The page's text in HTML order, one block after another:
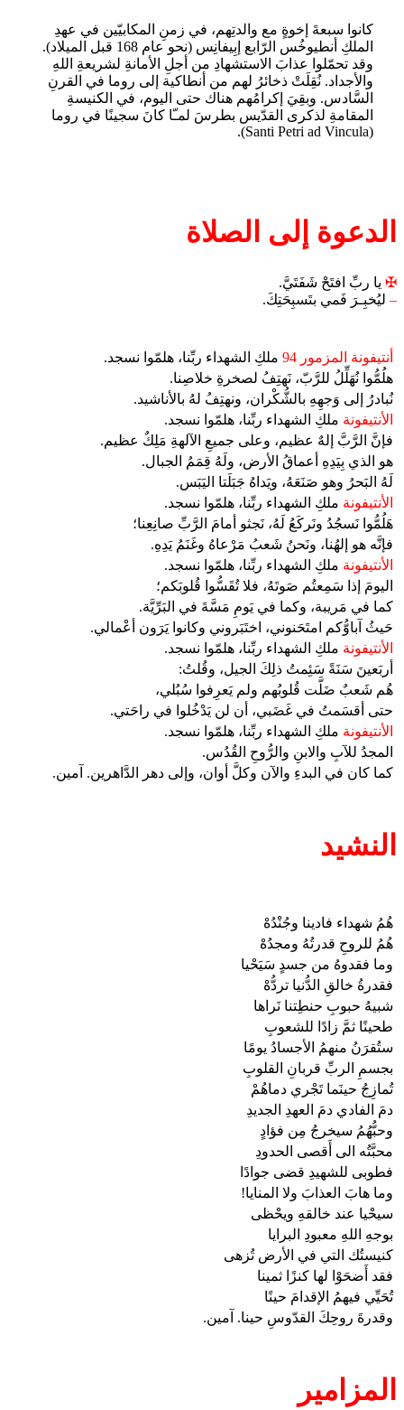
كانوا سبعةَ إخوةٍ مع والدتِهم، في زمنِ المكابيّين في عهدِ
الملكِ أنطيوخُس الرّابع إبِيفانِس (نحو عام 168 قبل الميلاد).
وقد تحمّلوا عذابَ الاستشهادِ من أجلِ الأمانةِ لشريعةِ اللهِ
والأجداد. نُقِلَتْ ذخائرُ لهم من أنطاكية إلى روما في القرنِ
السَّادس. وبقِيَ إكرامُهم هناك حتى اليوم، في الكنيسةِ
المقامةِ لذكرى القدّيس بطرسَ لمـّا كانَ سجينًا في روما
(Santi Petri ad Vincula).
الدعوة إلى الصلاة
✠ يا ربِّ افتَحْ شَفَتَيَّ.
– ليُخبِـرَ فَمي بتَسبِحَتِكَ.
أنتيفونة المزمور 94
ملكِ الشهداء ربِّنا، هلمّوا نسجد.
هلُمُّوا نُهَلِّلُ للرَّبّ، نَهتِفُ لصخرةِ خلاصِنا.
نُبادرُ إلى وَجهِهِ بالشُّكْران، ونهتِفُ لهُ بالأناشيد.
الأنتيفونة ملكِ الشهداء ربِّنا، هلمّوا نسجد.
فإنَّ الرَّبَّ إلهٌ عظيم، وعلى جميعِ الآلهةِ مَلِكٌ عظيم.
هو الذي بِيَدِهِ أعماقُ الأرض، ولَهُ قِمَمُ الجبال.
لَهُ البَحرُ وهو صَنَعَهُ، ويَداهُ جَبَلَتا اليَبَس.
الأنتيفونة ملكِ الشهداء ربِّنا، هلمّوا نسجد.
هَلُمُّوا نَسجُدُ ونَركَعُ لَهُ، نَجثو أمامَ الرَّبِّ صانِعِنا؛
فإنَّه هو إلهُنا، ونَحنُ شَعبُ مَرْعاهُ وغَنَمُ يَدِهِ.
الأنتيفونة ملكِ الشهداء ربِّنا، هلمّوا نسجد.
اليومَ إذا سَمِعتُم صَوتَهُ، فلا تُقَسُّوا قُلوبَكم؛
كما في مَريبة، وكما في يَومِ مَسَّةَ في البَرِّيَّة.
حَيثُ آباوُّكم امتَحَنوني، اختَبَروني وكانوا يَرَون أعْمالي.
الأنتيفونة ملكِ الشهداء ربِّنا، هلمّوا نسجد.
أربَعينَ سَنَةً سَئِمتُ ذلِكَ الجيل، وقُلتُ:
هُم شَعبٌ ضَلَّت قُلوبُهم ولم يَعرِفوا سُبُلي،
حتى أقسَمتُ في غَضَبي، أن لن يَدْخُلوا في راحَتي.
الأنتيفونة ملكِ الشهداء ربِّنا، هلمّوا نسجد.
المجدُ للآبِ والابنِ والرُّوحِ القُدُس.
كما كان في البدءِ والآن وكلَّ أوان، وإلى دهر الدَّاهرين. آمين.
النشيد
هُمُ شهداء فادينا وجُنْدُهْ
هُمُ للروحِ قدرتُهُ ومجدُهْ
وما فقدوهُ من جسدٍ سَيَحْيا
فقدرةُ خالقِ الدُّنيا تردُّهْ
شبيهُ حبوبِ حنطِتنا نَراها
طحينًا ثمَّ زادًا للشعوبِ
ستُقرَنُ منهمُ الأجسادُ يومًا
بجسمِ الربِّ قربانِ القلوبِ
تُمازِجُ حينَما تَجْري دماهُمْ
دمَ الفادي دمَ العهدِ الجديدِ
وحبُّهُمُ سيخرجُ مِن فؤادٍ
محبَّتُه الى أَقصى الحدودِ
فطوبى للشهيدِ قضى جوادًا
وما هابَ العذابَ ولا المنايا!
سيحْيا عند خالقهِ ويحْظى
بوجهِ اللهِ معبودِ البرايا
كنيستُك التي في الأرض تُزهى
فقد أَضحَوْا لها كنزًا ثمينا
تُحَيِّي فيهمُ الإقدامَ حينًا
وقدرةَ روحِكَ القدّوسِ حينا. آمين.
المزامير